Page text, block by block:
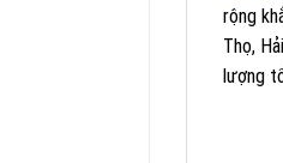
rộng
Thọ,
lượng